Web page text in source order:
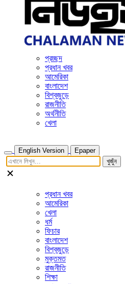
প্রচ্ছদ
প্রধান খবর
আমেরিকা
বাংলাদেশ
বিশ্বজুড়ে
রাজনীতি
অর্থনীতি
খেলা
English Version
Epaper
খুজুঁন
প্রধান খবর
আমেরিকা
খেলা
ধর্ম
ফিচার
বাংলাদেশ
বিশ্বজুড়ে
মুক্তমত
রাজনীতি
শিক্ষা